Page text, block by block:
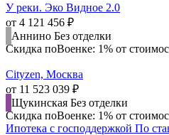
У реки. Эко Видное 2.0
от 4 121 456 ₽
Аннино Без отделки
Скидка поВоенке: 1% от
Cityzen, Москва
от 11 523 039 ₽
Щукинская Без отделки
Скидка поВоенке: 1% от
Ипотека с господдержкой По